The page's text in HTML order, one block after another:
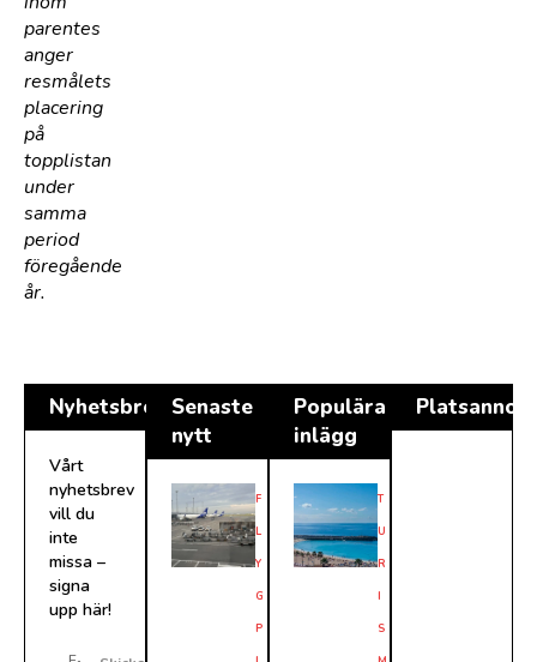
parentes
anger
resmålets
placering
på
topplistan
under
samma
period
föregående
år.
Nyhetsbrev
Vårt
nyhetsbrev
vill du
inte
missa –
signa
upp här!
Senaste
nytt
F
L
Y
G
P
Populära
inlägg
T
U
R
I
S